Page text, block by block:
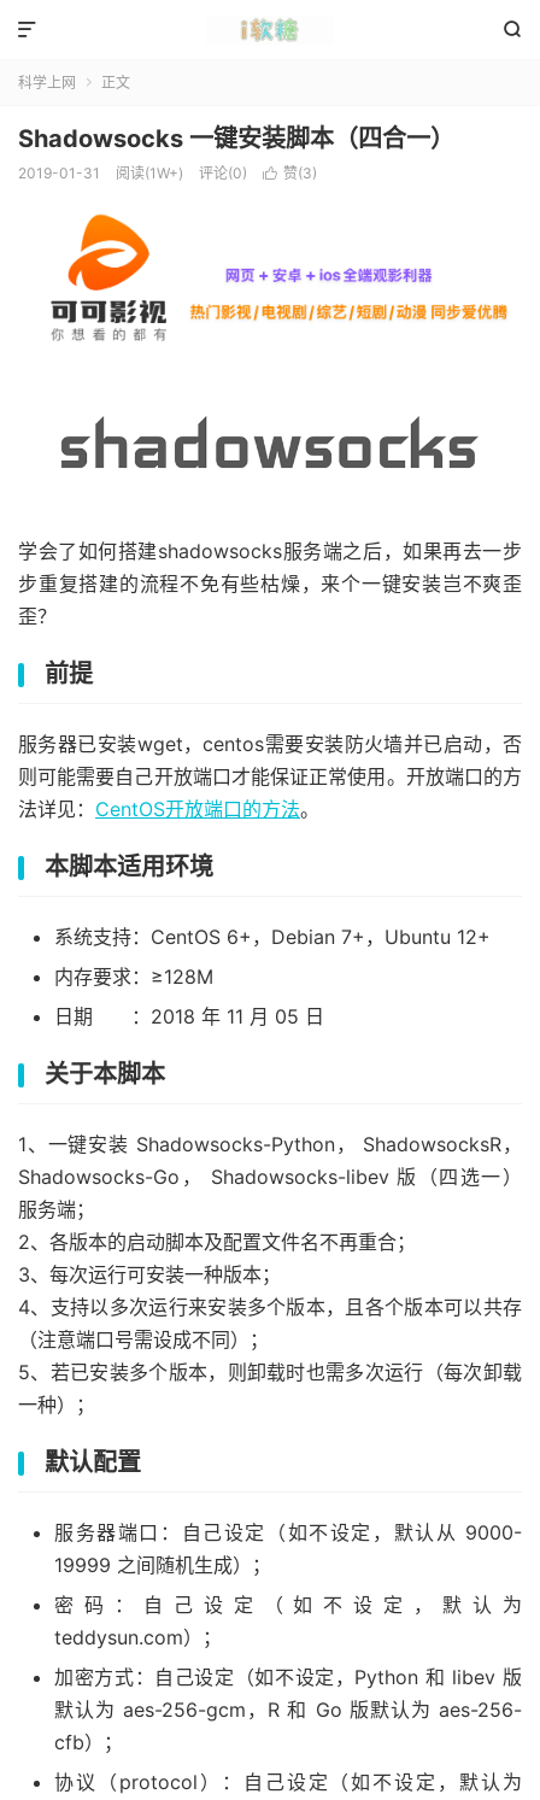


科学上网  正文
Shadowsocks 一键安装脚本（四合一）
2019-01-31 阅读(1W+) 评论(0)  赞(3)
学会了如何搭建shadowsocks服务端之后，如果再去一步
步重复搭建的流程不免有些枯燥，来个一键安装岂不爽歪
歪？
前提
服务器已安装wget，centos需要安装防火墙并已启动，否
则可能需要自己开放端口才能保证正常使用。开放端口的方
法详见： CentOS开放端口的方法。
本脚本适用环境
系统支持：CentOS 6+，Debian 7+，Ubuntu 12+
内存要求：≥128M
日期 ：2018 年 11 月 05 日
关于本脚本
1、一键安装 Shadowsocks-Python， ShadowsocksR，
Shadowsocks-Go， Shadowsocks-libev 版（四选一）
服务端；
2、各版本的启动脚本及配置文件名不再重合；
3、每次运行可安装一种版本；
4、支持以多次运行来安装多个版本，且各个版本可以共存
（注意端口号需设成不同）；
5、若已安装多个版本，则卸载时也需多次运行（每次卸载
一种）；
默认配置
服务器端口：自己设定（如不设定，默认从 9000-
19999 之间随机生成）；
密码：自己设定（如不设定，默认为
teddysun.com）；
加密方式：自己设定（如不设定，Python 和 libev 版
默认为 aes-256-gcm，R 和 Go 版默认为 aes-256-
cfb）；
协议（protocol）：自己设定（如不设定，默认为